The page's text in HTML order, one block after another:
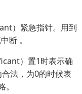
）紧急指针。用到
断 。
）置1时表示确
法，为0的时候表